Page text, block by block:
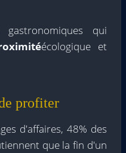
qui
écologique et
profiter
d'affaires, 48% des
que la fin d'un